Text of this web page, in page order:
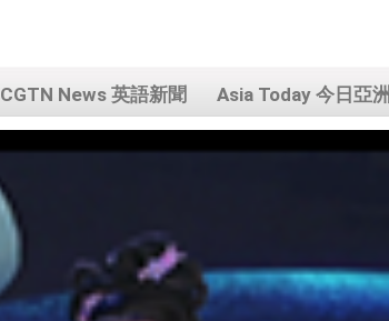
CGTN News 英語新聞 Asia Today 今日亞洲